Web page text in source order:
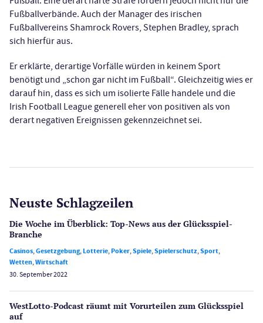
Fußballverbände. Auch der Manager des irischen
Fußballvereins Shamrock Rovers, Stephen Bradley, sprach
sich hierfür aus.
Er erklärte, derartige Vorfälle würden in keinem Sport
benötigt und „schon gar nicht im Fußball“. Gleichzeitig wies er
darauf hin, dass es sich um isolierte Fälle handele und die
Irish Football League generell eher von positiven als von
derart negativen Ereignissen gekennzeichnet sei.
Neuste Schlagzeilen
Die Woche im Überblick: Top-News aus der Glücksspiel-
Branche
Casinos,Gesetzgebung,Lotterie,Poker,Spiele,Spielerschutz,Sport,
Wetten,Wirtschaft
30. September 2022
WestLotto-Podcast räumt mit Vorurteilen zum Glücksspiel
auf